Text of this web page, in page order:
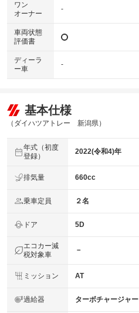
ワン
オーナー
-
車両状態
評価書
ディーラ
ー車
-
基本仕様
（ダイハツアトレー 新潟県）
年式（初度
登録）
2022(令和4)年
排気量 660cc
乗車定員 ２名
ドア 5D
エコカー減
税対象車
－
ミッション AT
過給器 ターボチャージャー